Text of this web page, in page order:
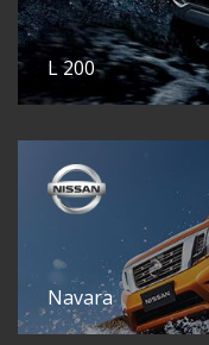
L 200
Navara